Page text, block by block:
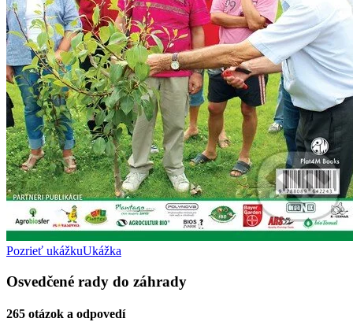
Pozrieť ukážkuUkážka
Osvedčené rady do záhrady
265 otázok a odpovedí